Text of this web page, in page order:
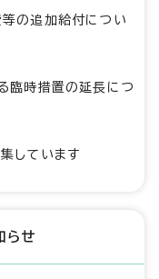
の追加給付につい
臨時措置の延長につ
しています
らせ